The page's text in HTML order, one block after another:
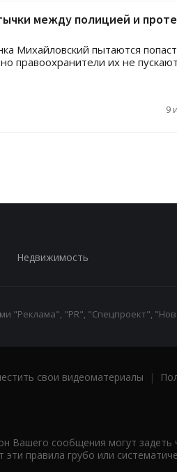
между полицией и
Михайловский пытаются
правоохранители их не
9
Недвижимость
"Реклама", "PR", "Спецпроект",
свои видеоматериалы |
сообщения могут задеть
правила грубо или